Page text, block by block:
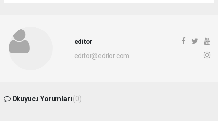
editor
editor@editor.com
Okuyucu Yorumları (0)